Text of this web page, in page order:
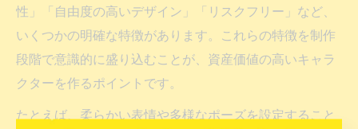
性」「自由度の高いデザイン」「リスクフリー」など、
いくつかの明確な特徴があります。これらの特徴を制作
段階で意識的に盛り込むことが、資産価値の高いキャラ
クターを作るポイントです。
たとえば、柔らかい表情や多様なポーズを設定すること